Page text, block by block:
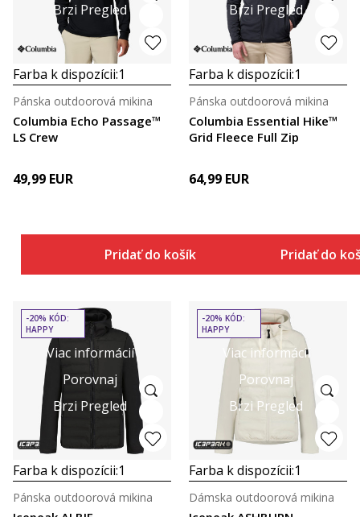
Brzi Pregled
Farba k dispozícii:1
Columbia Echo Passage™
LS Crew
Pánska outdoorová mikina
49,99 EUR
Pridať do košíka
Brzi Pregled
Farba k dispozícii:1
Columbia Essential Hike™
Grid Fleece Full Zip
Pánska outdoorová mikina
64,99 EUR
Pridať do
Viac informácií
Porovnaj
Brzi Pregled
-20% KÓD:
HAPPY
Farba k dispozícii:1
Pánska outdoorová mikina
Viac informácií
Porovnaj
Brzi Pregled
-20% KÓD:
HAPPY
Farba k dispozícii:1
Dámska outdoorová mikina